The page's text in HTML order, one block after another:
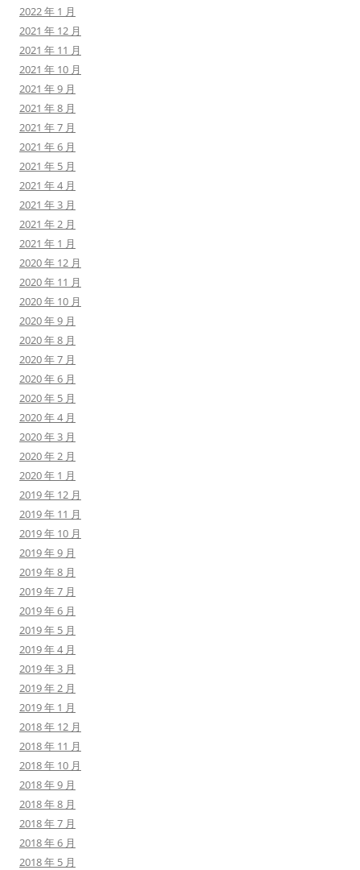
2022 年 1 月
2021 年 12 月
2021 年 11 月
2021 年 10 月
2021 年 9 月
2021 年 8 月
2021 年 7 月
2021 年 6 月
2021 年 5 月
2021 年 4 月
2021 年 3 月
2021 年 2 月
2021 年 1 月
2020 年 12 月
2020 年 11 月
2020 年 10 月
2020 年 9 月
2020 年 8 月
2020 年 7 月
2020 年 6 月
2020 年 5 月
2020 年 4 月
2020 年 3 月
2020 年 2 月
2020 年 1 月
2019 年 12 月
2019 年 11 月
2019 年 10 月
2019 年 9 月
2019 年 8 月
2019 年 7 月
2019 年 6 月
2019 年 5 月
2019 年 4 月
2019 年 3 月
2019 年 2 月
2019 年 1 月
2018 年 12 月
2018 年 11 月
2018 年 10 月
2018 年 9 月
2018 年 8 月
2018 年 7 月
2018 年 6 月
2018 年 5 月